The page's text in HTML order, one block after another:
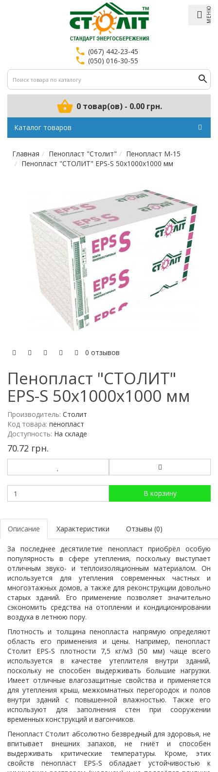
МЕНЮ
(067) 442-23-45
(050) 016-30-55
0 товар(ов) - 0.00 грн.
Каталог товаров
Главная Пенопласт "Столит"
Пенопласт М-15
Пенопласт "СТОЛИТ" EPS-S 50x1000x1000 мм
0 отзывов
Пенопласт "СТОЛИТ"
EPS-S 50x1000x1000 мм
Производитель: Столит
Код товара: пенопласт
Доступность: На складе
70.72 грн.
В корзину
Описание Характеристики Отзывы (0)
За последнее десятилетие пенопластприобрёл особую
популярность в сфере утепления, поскольку выступает
отличным звуко- и теплоизоляционным материалом. Он
используется для утепления современных частных и
многоэтажных домов, а также для реконструкции довольно
старых зданий. Его применение позволяет значительно
сэкономить средства на отоплении и кондиционировании
воздуха в летнюю пору.
Плотность и толщина пенопласта напрямую определяют
область его применения и цены. Например, пенопласт
Столит EPS-S плотности 7,5 кг/м3 (50 мм) чаще всего
используется в качестве утеплителя внутри зданий,
поскольку не способен выдерживать большие нагрузки.
Имеет отличные влагозащитные свойства и применяется
для утепления крыш, межкомнатных перегородок и полов
внутри зданий с повышенной влажностью. Также его
используют для заполнения стен при сооружении
временных конструкций и вагончиков.
Пенопласт Столит абсолютно безвредный для здоровья, не
впитывает внешних запахов, не гниёт и способен
выдерживать критические температуры. Кроме, этих
свойств пенопласт EPS-S обладает устойчивостью к